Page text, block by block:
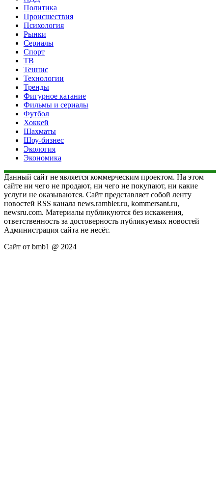
Политика
Происшествия
Психология
Рынки
Сериалы
Спорт
ТВ
Теннис
Технологии
Тренды
Фигурное катание
Фильмы и сериалы
Футбол
Хоккей
Шахматы
Шоу-бизнес
Экология
Экономика
Данный сайт не является коммерческим проектом. На этом
сайте ни чего не продают, ни чего не покупают, ни какие
услуги не оказываются. Сайт представляет собой ленту
новостей RSS канала news.rambler.ru, kommersant.ru,
newsru.com. Материалы публикуются без искажения,
ответственность за достоверность публикуемых новостей
Администрация сайта не несёт.
Сайт от bmb1 @ 2024